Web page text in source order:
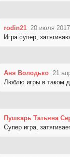
rodin21 20 июля
Игра супер,
Аня Володько 21
Люблю игры в таком
Пушкарь Татьяна
Супер игра,